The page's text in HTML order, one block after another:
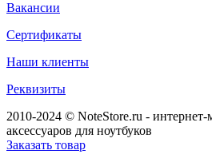
Вакансии
Сертификаты
Наши клиенты
Реквизиты
2010-2024 © NoteStore.ru - интернет-
аксессуаров для ноутбуков
Заказать товар